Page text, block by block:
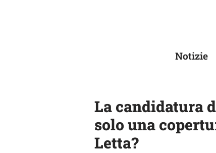
Notizie
La candidatura
solo una
Letta?